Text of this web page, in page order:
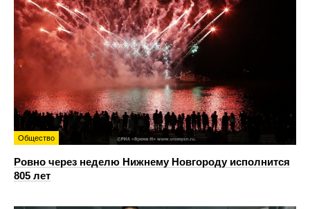
Общество
Ровно через неделю Нижнему Новгороду исполнится
805 лет